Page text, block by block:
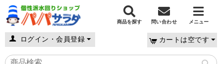
商品を探す 問い合わせ メニュー
ログイン・会員登録 カートは空です